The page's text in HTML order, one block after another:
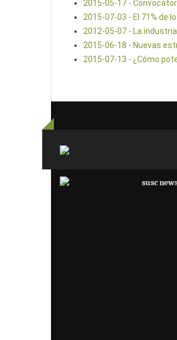
2015-05-17 -
2015-07-03 - El 71% de
2012-05-07 - La
2015-06-18 - Nuevas
2015-07-13 - ¿Cómo